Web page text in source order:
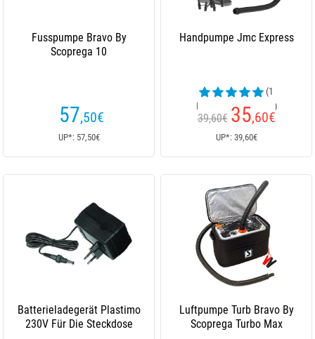
Fusspumpe Bravo By
Scoprega 10
57,50€
UP*: 57,50€
Handpumpe Jmc Express
(1
Kundenrezensionen)
39,60€ 35,60€
UP*: 39,60€
Batterieladegerät Plastimo
230V Für Die Steckdose
Luftpumpe Turb Bravo By
Scoprega Turbo Max